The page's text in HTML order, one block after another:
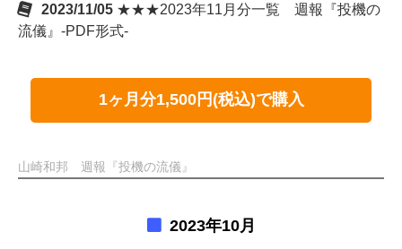
2023/11/05 ★★★2023年11月分一覧 週報『投機の
流儀』-PDF形式-
1ヶ月分1,500円(税込)で購入
山崎和邦 週報『投機の流儀』
2023年10月